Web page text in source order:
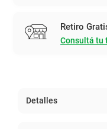
Retiro
Consultá tu
Detalles